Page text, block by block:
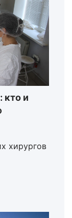
кто и
хирургов